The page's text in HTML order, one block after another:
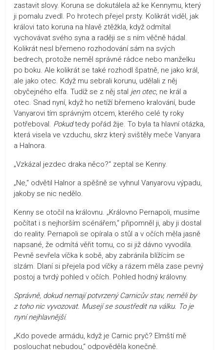
zastavit slovy. Koruna se dokutálela až ke Kennymu, který
ji pomalu zvedl. Po hrotech přejel prsty. Kolikrát viděl, jak
královi tato koruna na hlavě ztěžkla, když odmítal
vychovávat svého syna a raději se s ním věčně hádal.
Kolikrát nesl břemeno rozhodování sám na svých
bedrech, protože neměl správné rádce nebo manželku
po boku. Ale kolikrát se také rozhodl špatně, ne jako král,
ale jako otec. Když mu sebrali korunu, udělali z něj
obyčejného elfa. Tudíž se z něj stal jen otec, ne král a
otec. Snad nyní, když ho netíží břemeno kralování, bude
Vanyarovi tím správným otcem, kterého celé ty roky
potřeboval. Pokudtedy pořád žije. To byla ta hlavní otázka,
která visela ve vzduchu, skrz který svištěly meče Vanyara
a Halnora.
„Vzkázal jezdec draka něco?“ zeptal se Kenny.
„Ne,“ odvětil Halnor a spěšně se vyhnul Vanyarovu výpadu,
jakoby se nic nedělo.
Kenny se otočil na královnu. „Královno Pernapoli, musíme
počítat i s nejhorším scénářem,“ připomněl ji, aby ji dostal
do reality. Pernapoli se opírala o stůl a v očích měla jasně
napsané, že odmítá věřit tomu, co si již dávno vyvodila.
Pevně sevřela víčka k sobě, aby zabránila blížícím se
slzám. Dlaní si přejela pod víčky a rázem měla zase pevný
postoj a tvrdý pohled v očích. Pohled hodný královny.
Správně, dokud nemají potvrzený Carnicův stav, neměli by
z toho nic vyvozovat. Musejí se soustředit na válku. To je
nyní nejhlavnější.
„Kdo povede armádu, když je Carnic pryč? Elmští mě
poslouchat nebudou,“ odpověděla konečně.